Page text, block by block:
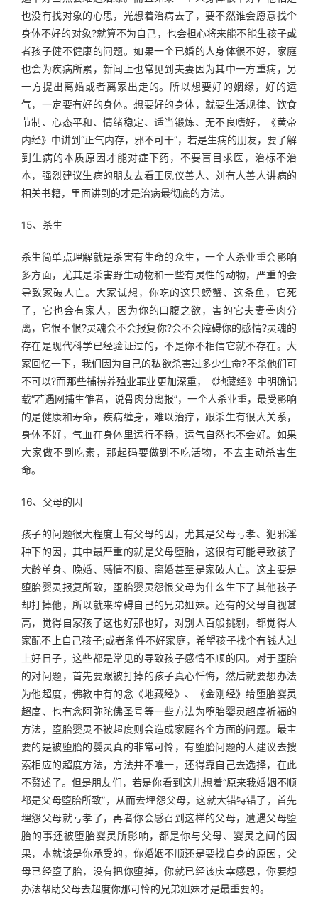
也没有找对象的心思，光想着治病去了，要不然谁会愿意找个
身体不好的对象?就算不为自己，也会担心将来能不能生孩子或
者孩子健不健康的问题。如果一个已婚的人身体很不好，家庭
也会为疾病所累，新闻上也常见到夫妻因为其中一方重病，另
一方提出离婚或者离家出走的。所以想要好的姻缘，好的运
气，一定要有好的身体。想要好的身体，就要生活规律、饮食
节制、心态平和、情绪稳定、适当锻炼、无不良嗜好，《黄帝
内经》中讲到“正气内存，邪不可干”，若是生病的朋友，要了解
到生病的本质原因才能对症下药，不要盲目求医，治标不治
本，强烈建议生病的朋友去看王凤仪善人、刘有人善人讲病的
相关书籍，里面讲到的才是治病最彻底的方法。
15、杀生
杀生简单点理解就是杀害有生命的众生，一个人杀业重会影响
多方面，尤其是杀害野生动物和一些有灵性的动物，严重的会
导致家破人亡。大家试想，你吃的这只螃蟹、这条鱼，它死
了，它也会有家人，因为你的口腹之欲，害的它夫妻骨肉分
离，它恨不恨?灵魂会不会报复你?会不会障碍你的感情?灵魂的
存在是现代科学已经验证过的，不是你不相信它就不存在。大
家回忆一下，我们因为自己的私欲杀害过多少生命?不杀他们可
不可以?而那些捕捞养殖业罪业更加深重，《地藏经》中明确记
载“若遇网捕生雏者，说骨肉分离报”，一个人杀业重，最受影响
的是健康和寿命，疾病缠身，难以治疗，跟杀生有很大关系，
身体不好，气血在身体里运行不畅，运气自然也不会好。如果
大家做不到吃素，那起码要做到不吃活物，不去主动杀害生
命。
16、父母的因
孩子的问题很大程度上有父母的因，尤其是父母亏孝、犯邪淫
种下的因，其中最严重的就是父母堕胎，这很有可能导致孩子
大龄单身、晚婚、感情不顺、离婚甚至是家破人亡。这主要是
堕胎婴灵报复所致，堕胎婴灵怨恨父母为什么生下了其他孩子
却打掉他，所以就来障碍自己的兄弟姐妹。还有的父母自视甚
高，觉得自家孩子这也好那也好，对别人百般挑剔，都觉得人
家配不上自己孩子;或者条件不好家庭，希望孩子找个有钱人过
上好日子，这些都是常见的导致孩子感情不顺的因。对于堕胎
的对问题，首先要跟被打掉的孩子真心忏悔，然后就要想办法
为他超度，佛教中有的念《地藏经》、《金刚经》给堕胎婴灵
超度、也有念阿弥陀佛圣号等一些方法为堕胎婴灵超度祈福的
方法，堕胎婴灵不被超度则会造成家庭各个方面的问题。最主
要的是被堕胎的婴灵真的非常可怜，有堕胎问题的人建议去搜
索相应的超度方法，方法并不唯一，还得靠自己去选择，在此
不赘述了。但是朋友们，若是你看到这儿想着“原来我婚姻不顺
都是父母堕胎所致”，从而去埋怨父母，这就大错特错了，首先
埋怨父母就亏孝了，再者你会感召到这样的父母，遭遇父母堕
胎的事还被堕胎婴灵所影响，都是你与父母、婴灵之间的因
果，本就该是你承受的，你婚姻不顺还是要找自身的原因，父
母已经堕了胎，没有把你堕掉，你就已经该庆幸感恩，你要想
办法帮助父母去超度你那可怜的兄弟姐妹才是最重要的。